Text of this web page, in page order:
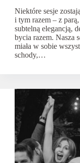
Niektóre sesje
i tym razem – z
subtelną elegancją,
bycia razem. Nasza
miała w sobie
schody,…